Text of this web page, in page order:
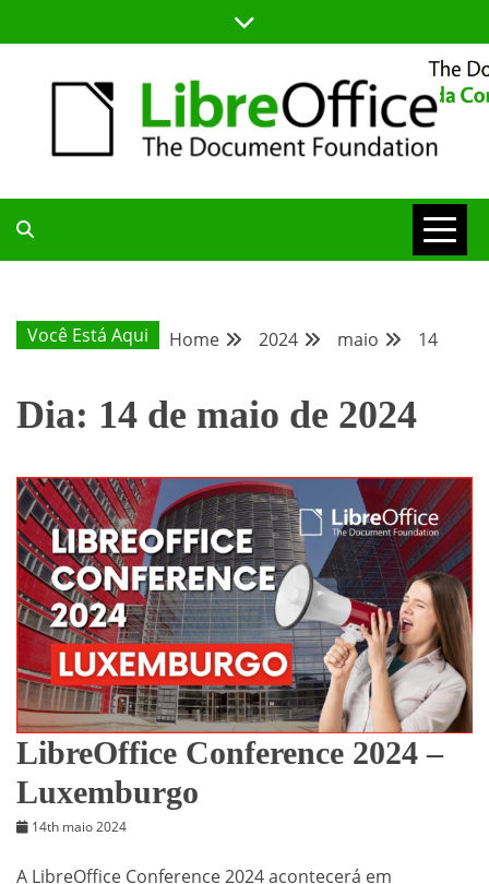
to
BLOG DA
COMUNIDADE
BRASILEIRA
Você Está Aqui Home 2024 maio 14
Dia: 14 de maio de 2024
LibreOffice Conference 2024 –
Luxemburgo
14th maio 2024
A LibreOffice Conference 2024 acontecerá em